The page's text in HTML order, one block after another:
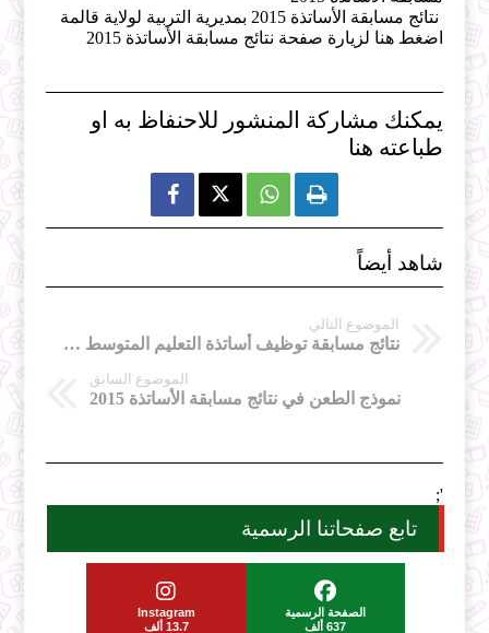
نتائج مسابقة الأساتذة 2015 بمديرية التربية لولاية قالمة
اضغط هنا لزيارة صفحة نتائج مسابقة الأساتذة 2015
يمكنك مشاركة المنشور للاحنفاظ به او
طباعته هنا
  
شاهد أيضاً
الموضوع التالي
نتائج مسابقة توظيف أساتذة التعليم المتوسط 2015 مديرية التربية لولاية المدية
الموضوع السابق
نموذج الطعن في نتائج مسابقة الأساتذة 2015
';
تابع صفحاتنا الرسمية
الصفحة الرسمية
637 ألف
Instagram
13.7 ألف